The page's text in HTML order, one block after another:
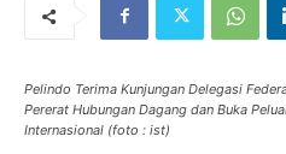
Pelindo Terima Kunjungan Delegasi
Pererat Hubungan Dagang dan Buka
Internasional (foto : ist)